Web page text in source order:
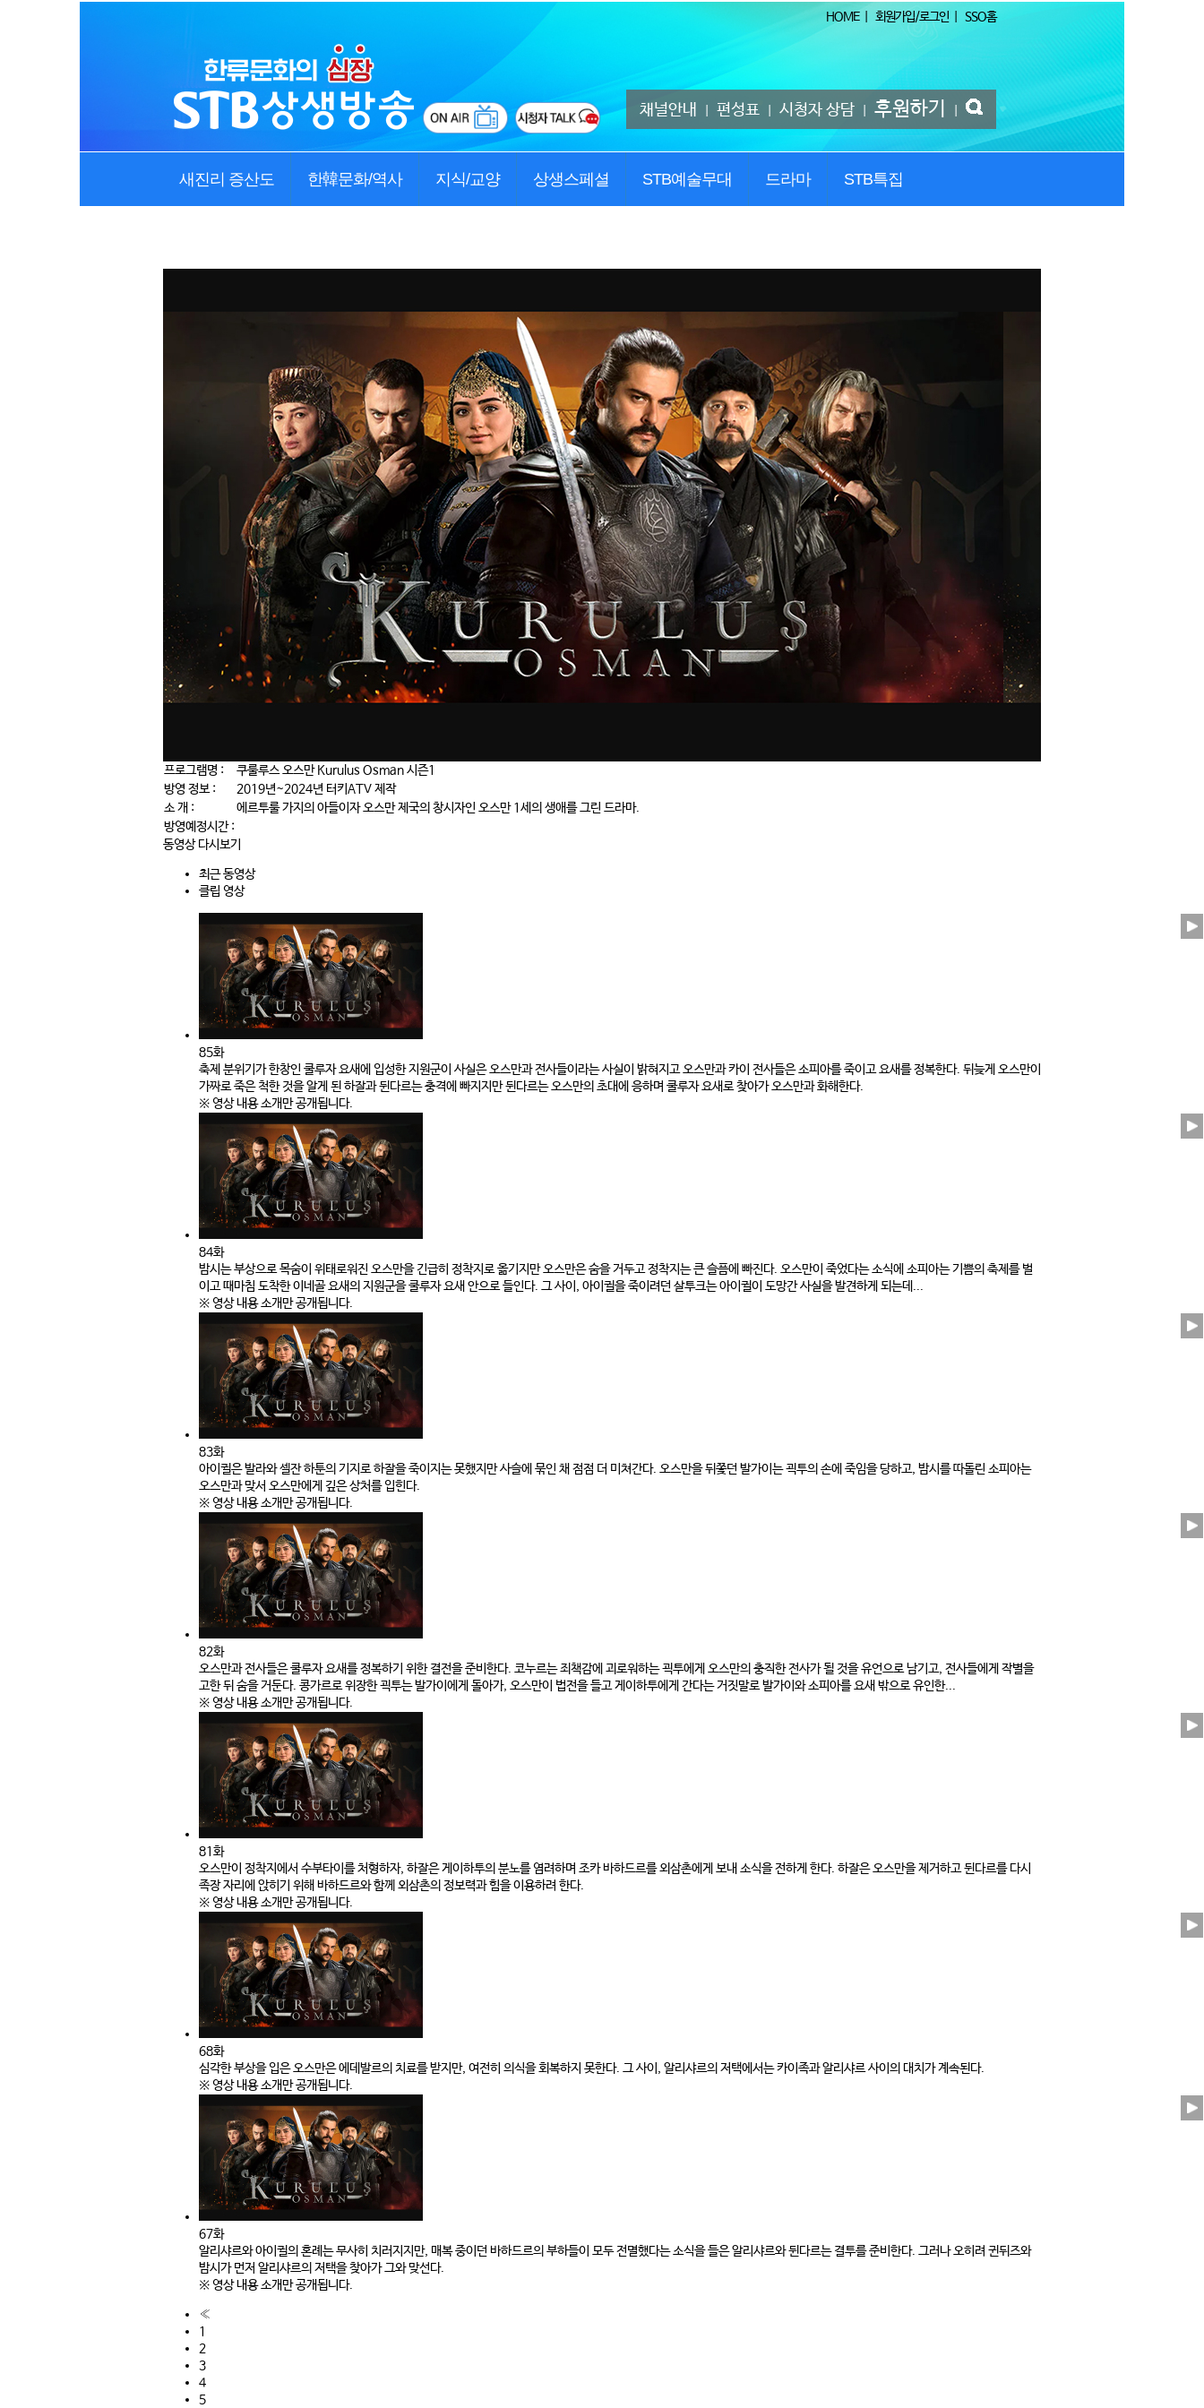
HOME| 회원가입/로그인 SSO홈
채널안내 편성표 시청자 상담 후원하기
새진리 증산도 한韓문화/역사 지식/교양 상생스페셜 STB예술무대 드라마 STB특집
프로그램명 :
쿠룰루스 오스만 Kurulus Osman 시즌1
방영 정보 :
2019년~2024년 터키ATV 제작
소 개 :
에르투룰 가지의 아들이자 오스만 제국의 창시자인 오스만 1세의 생애를 그린 드라마.
방영예정시간 :
동영상 다시보기
최근 동영상
클립 영상
85화
축제 분위기가 한창인 쿨루자 요새에 입성한 지원군이 사실은 오스만과 전사들이라는 사실이 밝혀지고 오스만과 카이 전사들은 소피아를 죽이고 요새를 정복한다. 뒤늦게 오스만이
가짜로 죽은 척한 것을 알게 된 하잘과 뒨다르는 충격에 빠지지만 뒨다르는 오스만의 초대에 응하며 쿨루자 요새로 찾아가 오스만과 화해한다.
※ 영상 내용 소개만 공개됩니다.
84화
밤시는 부상으로 목숨이 위태로워진 오스만을 긴급히 정착지로 옮기지만 오스만은 숨을 거두고 정착지는 큰 슬픔에 빠진다. 오스만이 죽었다는 소식에 소피아는 기쁨의 축제를 벌
이고 때마침 도착한 이네골 요새의 지원군을 쿨루자 요새 안으로 들인다. 그 사이, 아이귈을 죽이려던 살투크는 아이귈이 도망간 사실을 발견하게 되는데...
※ 영상 내용 소개만 공개됩니다.
83화
아이귈은 발라와 셀잔 하툰의 기지로 하잘을 죽이지는 못했지만 사슬에 묶인 채 점점 더 미쳐간다. 오스만을 뒤쫓던 발가이는 괵투의 손에 죽임을 당하고, 밤시를 따돌린 소피아는
오스만과 맞서 오스만에게 깊은 상처를 입힌다.
※ 영상 내용 소개만 공개됩니다.
82화
오스만과 전사들은 쿨루자 요새를 정복하기 위한 결전을 준비한다. 코누르는 죄책감에 괴로워하는 괵투에게 오스만의 충직한 전사가 될 것을 유언으로 남기고, 전사들에게 작별을
고한 뒤 숨을 거둔다. 콩가르로 위장한 괵투는 발가이에게 돌아가, 오스만이 법전을 들고 게이하투에게 간다는 거짓말로 발가이와 소피아를 요새 밖으로 유인한...
※ 영상 내용 소개만 공개됩니다.
81화
오스만이 정착지에서 수부타이를 처형하자, 하잘은 게이하투의 분노를 염려하며 조카 바하드르를 외삼촌에게 보내 소식을 전하게 한다. 하잘은 오스만을 제거하고 뒨다르를 다시
족장 자리에 앉히기 위해 바하드르와 함께 외삼촌의 정보력과 힘을 이용하려 한다.
※ 영상 내용 소개만 공개됩니다.
68화
심각한 부상을 입은 오스만은 에데발르의 치료를 받지만, 여전히 의식을 회복하지 못한다. 그 사이, 알리샤르의 저택에서는 카이족과 알리샤르 사이의 대치가 계속된다.
※ 영상 내용 소개만 공개됩니다.
67화
알리샤르와 아이귈의 혼례는 무사히 치러지지만, 매복 중이던 바하드르의 부하들이 모두 전멸했다는 소식을 들은 알리샤르와 뒨다르는 결투를 준비한다. 그러나 오히려 귄뒤즈와
밤시가 먼저 알리샤르의 저택을 찾아가 그와 맞선다.
※ 영상 내용 소개만 공개됩니다.
«
1
2
3
4
5